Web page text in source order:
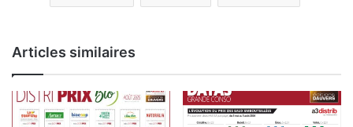
Articles similaires